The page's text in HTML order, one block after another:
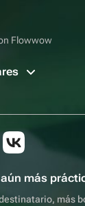
Flowwow
más
más